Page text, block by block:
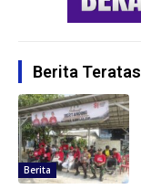
Berita Teratas
Berita